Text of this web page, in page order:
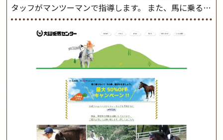
タッフがマンツーマンで指導します。 また、馬に乗るだ
けでなく、馬の手入れや馬装（鞍などを装着する） も
このクラスで把握し、「馬に触れること」にも慣れてい
きましょう。 スタートクラス ビギナークラスで単独で
軽速歩(けいはやあし)ができるようになったら スタート
クラスへ。 グループレッスンで馬のスピードを調整し
ながら 軽速歩・正反撞(せいはんどう)を学びます。 安定
した手綱操作と軽速歩・正反撞ができるようになれば
駈歩(かけあし)練習に入ります。 ホップクラス スタート
クラスで常歩(なみあし)や 速歩、駈歩の初歩をマスター